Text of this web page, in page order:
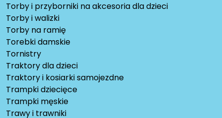
Torby i przyborniki na akcesoria dla dzieci
Torby i walizki
Torby na ramię
Torebki damskie
Tornistry
Traktory dla dzieci
Traktory i kosiarki samojezdne
Trampki dziecięce
Trampki męskie
Trawy i trawniki